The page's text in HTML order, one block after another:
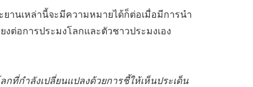
านเหล่านี้จะมีความหมายได้ก็ต่อเมื่อมีการนำ
ต่อการประมงโลกและตัวชาวประมงเอง
ที่กำลังเปลี่ยนแปลงด้วยการชี้ให้เห็นประเด็น